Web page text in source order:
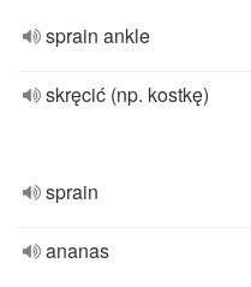
sprain ankle
skręcić (np. kostkę)
sprain
ananas